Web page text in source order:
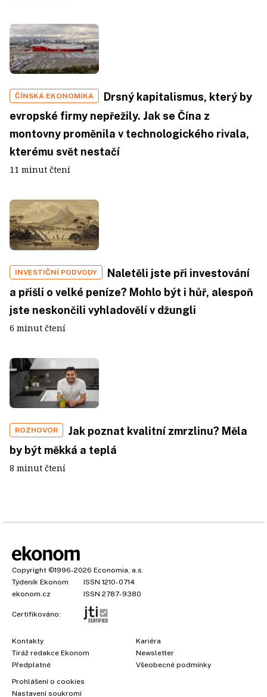
ČÍNSKÁ EKONOMIKA
Drsný kapitalismus, který by
evropské firmy nepřežily. Jak se Čína z
montovny proměnila v technologického rivala,
kterému svět nestačí
11 minut čtení
INVESTIČNÍ PODVODY
Naletěli jste při investování
a přišli o velké peníze? Mohlo být i hůř, alespoň
jste neskončili vyhladovělí v džungli
6 minut čtení
ROZHOVOR
Jak poznat kvalitní zmrzlinu? Měla
by být měkká a teplá
8 minut čtení
Copyright ©1996-2026 Economia, a.s.
Týdeník Ekonom
ISSN 1210-0714
ekonom.cz
ISSN 2787-9380
Certifikováno:
Kontakty
Tiráž redakce Ekonom
Předplatné
Kariéra
Newsletter
Všeobecné podmínky
Prohlášení o cookies
Nastavení soukromí